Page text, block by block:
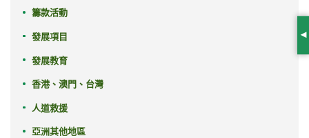
籌款活動
發展項目
發展教育
香港、澳門、台灣
人道救援
亞洲其他地區